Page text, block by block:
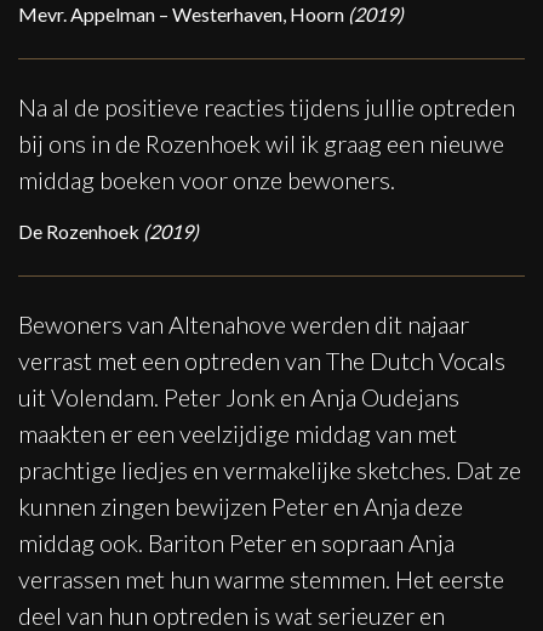
Mevr. Appelman – Westerhaven, Hoorn (2019)
Na al de positieve reacties tijdens jullie optreden
bij ons in de Rozenhoek wil ik graag een nieuwe
middag boeken voor onze bewoners.
De Rozenhoek (2019)
Bewoners van Altenahove werden dit najaar
verrast met een optreden van The Dutch Vocals
uit Volendam. Peter Jonk en Anja Oudejans
maakten er een veelzijdige middag van met
prachtige liedjes en vermakelijke sketches. Dat ze
kunnen zingen bewijzen Peter en Anja deze
middag ook. Bariton Peter en sopraan Anja
verrassen met hun warme stemmen. Het eerste
deel van hun optreden is wat serieuzer en